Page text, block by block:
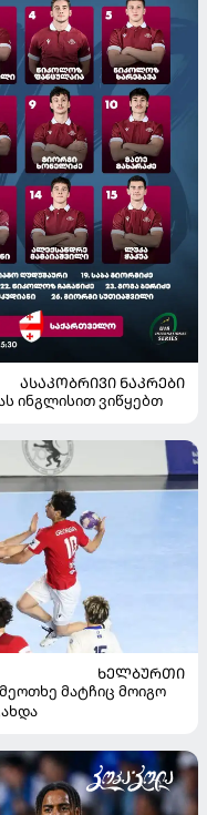
ᲐᲡᲐᲙᲝᲑᲠᲘᲕᲘ ᲜᲐᲙᲠᲔᲑᲘ
ინგლისით ვიწყებთ
ᲮᲔᲚᲑᲣᲠᲗᲘ
მატჩიც მოიგო